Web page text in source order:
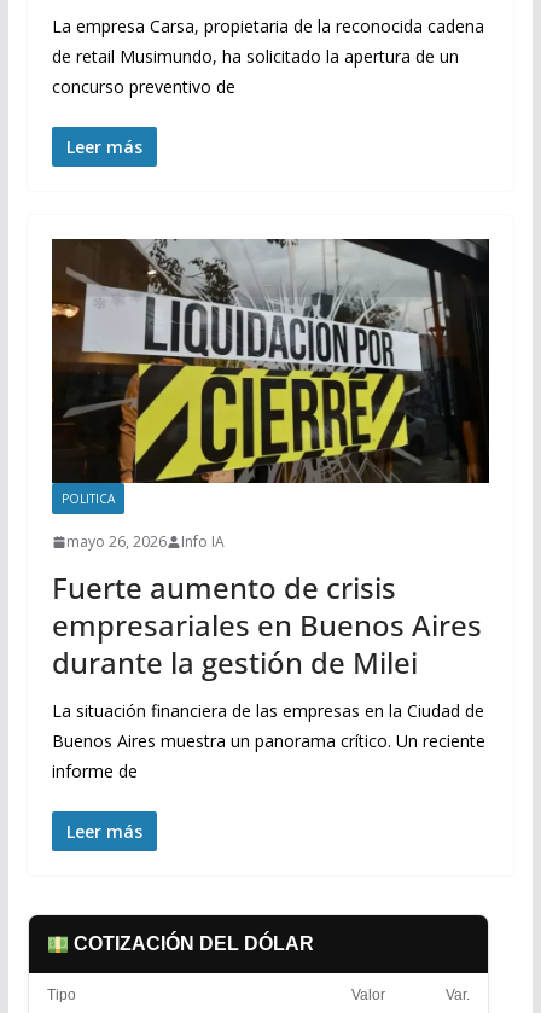
La empresa Carsa, propietaria de la reconocida cadena
de retail Musimundo, ha solicitado la apertura de un
concurso preventivo de
Leer más
POLITICA
mayo 26, 2026 Info IA
Fuerte aumento de crisis
empresariales en Buenos Aires
durante la gestión de Milei
La situación financiera de las empresas en la Ciudad de
Buenos Aires muestra un panorama crítico. Un reciente
informe de
Leer más
COTIZACIÓN DEL DÓLAR
Tipo Valor Var.